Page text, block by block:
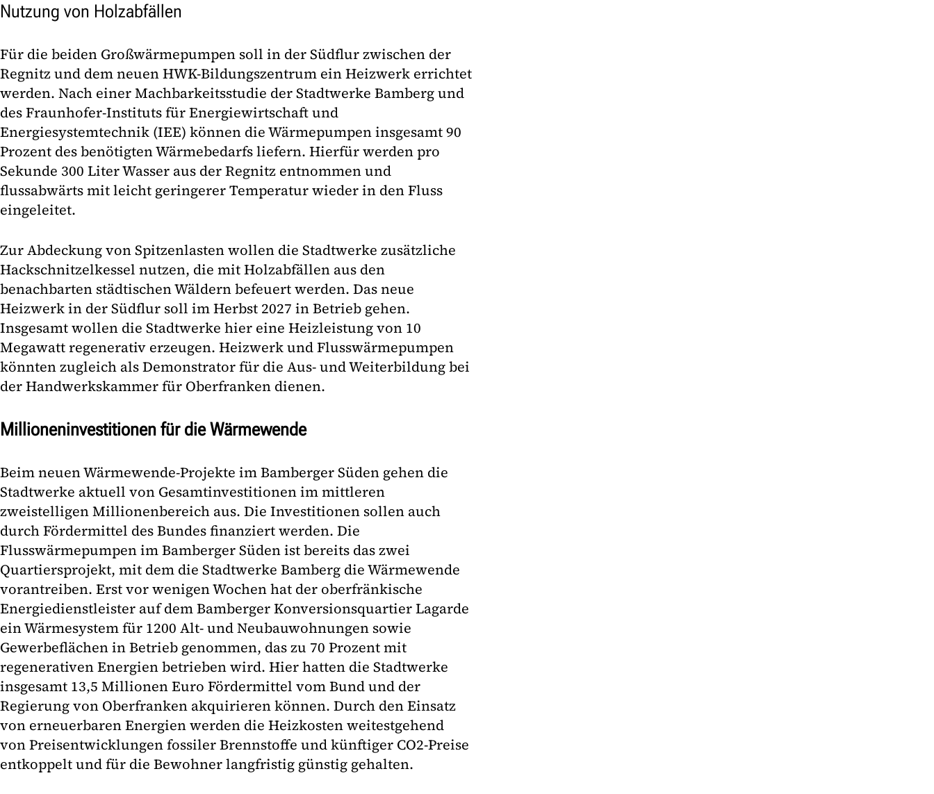
Nutzung von Holzabfällen
Für die beiden Großwärmepumpen soll in der Südflur zwischen der
Regnitz und dem neuen HWK-Bildungszentrum ein Heizwerk errichtet
werden. Nach einer Machbarkeitsstudie der Stadtwerke Bamberg und
des Fraunhofer-Instituts für Energiewirtschaft und
Energiesystemtechnik (IEE) können die Wärmepumpen insgesamt 90
Prozent des benötigten Wärmebedarfs liefern. Hierfür werden pro
Sekunde 300 Liter Wasser aus der Regnitz entnommen und
flussabwärts mit leicht geringerer Temperatur wieder in den Fluss
eingeleitet.
Zur Abdeckung von Spitzenlasten wollen die Stadtwerke zusätzliche
Hackschnitzelkessel nutzen, die mit Holzabfällen aus den
benachbarten städtischen Wäldern befeuert werden. Das neue
Heizwerk in der Südflur soll im Herbst 2027 in Betrieb gehen.
Insgesamt wollen die Stadtwerke hier eine Heizleistung von 10
Megawatt regenerativ erzeugen. Heizwerk und Flusswärmepumpen
könnten zugleich als Demonstrator für die Aus- und Weiterbildung bei
der Handwerkskammer für Oberfranken dienen.
Millioneninvestitionen für die Wärmewende
Beim neuen Wärmewende-Projekte im Bamberger Süden gehen die
Stadtwerke aktuell von Gesamtinvestitionen im mittleren
zweistelligen Millionenbereich aus. Die Investitionen sollen auch
durch Fördermittel des Bundes finanziert werden. Die
Flusswärmepumpen im Bamberger Süden ist bereits das zwei
Quartiersprojekt, mit dem die Stadtwerke Bamberg die Wärmewende
vorantreiben. Erst vor wenigen Wochen hat der oberfränkische
Energiedienstleister auf dem Bamberger Konversionsquartier Lagarde
ein Wärmesystem für 1200 Alt- und Neubauwohnungen sowie
Gewerbeflächen in Betrieb genommen, das zu 70 Prozent mit
regenerativen Energien betrieben wird. Hier hatten die Stadtwerke
insgesamt 13,5 Millionen Euro Fördermittel vom Bund und der
Regierung von Oberfranken akquirieren können. Durch den Einsatz
von erneuerbaren Energien werden die Heizkosten weitestgehend
von Preisentwicklungen fossiler Brennstoffe und künftiger CO2-Preise
entkoppelt und für die Bewohner langfristig günstig gehalten.